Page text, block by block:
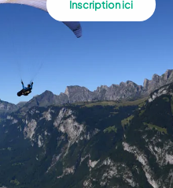
Inscription ici